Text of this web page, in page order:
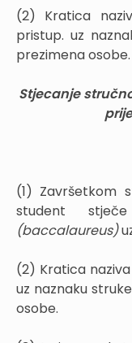
(2) Kratica
pristup. uz
prezimena osobe.
Stjecanje
(1) Završetkom
student
(baccalaureus)
(2) Kratica
uz naznaku
osobe.